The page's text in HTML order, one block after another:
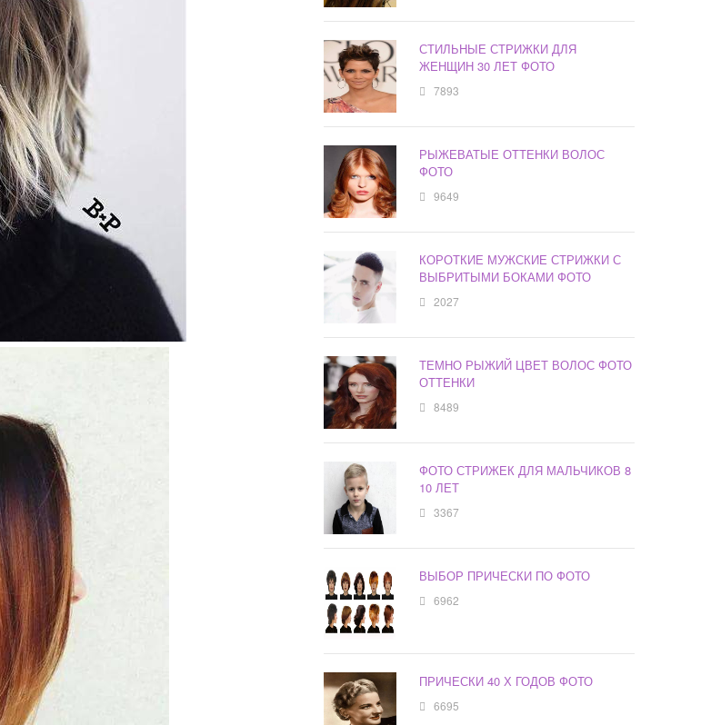
СТИЛЬНЫЕ СТРИЖКИ ДЛЯ
ЖЕНЩИН 30 ЛЕТ ФОТО
7893
РЫЖЕВАТЫЕ ОТТЕНКИ ВОЛОС
ФОТО
9649
КОРОТКИЕ МУЖСКИЕ СТРИЖКИ С
ВЫБРИТЫМИ БОКАМИ ФОТО
2027
ТЕМНО РЫЖИЙ ЦВЕТ ВОЛОС ФОТО
ОТТЕНКИ
8489
ФОТО СТРИЖЕК ДЛЯ МАЛЬЧИКОВ 8
10 ЛЕТ
3367
ВЫБОР ПРИЧЕСКИ ПО ФОТО
6962
ПРИЧЕСКИ 40 Х ГОДОВ ФОТО
6695